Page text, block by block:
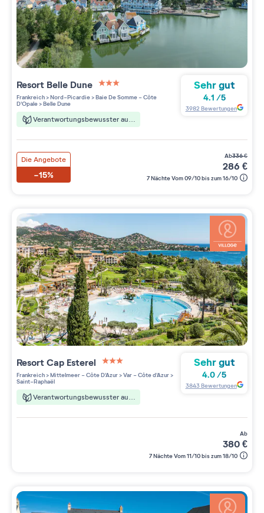
Resort Belle Dune
3 étoiles sur 5
Frankreich>Nord-Picardie>Baie De Somme - Côte
D'Opale>Belle Dune
Verantwortungsbewusster aufenthalt
Sehr gut
4.1 /5
3982 Bewertungen
Die Angebote
-15%
ab336€
286 €
7 Nächte Vom 09/10 bis zum 16/10
ResortCap Esterel
3 étoiles sur 5
Frankreich>Mittelmeer - Côte D'Azur>Var - Côte d'Azur>
Saint-Raphaël
Verantwortungsbewusster aufenthalt
Sehr gut
4.0/5
3843Bewertungen
ab
380€
7 Nächte Vom 11/10 bis zum 18/10